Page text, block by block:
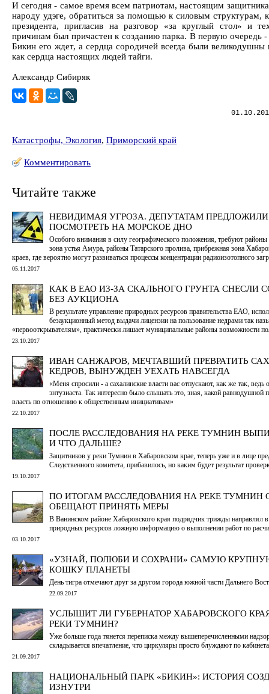
И сегодня - самое время всем патриотам, настоящим
народу удэге, обратиться за помощью к силовым структурам,
президента, пригласив на разговор «за круглый стол» и
причинам был причастен к созданию парка. В первую очередь -
Бикин его ждет, а сердца сородичей всегда были великодушны
как сердца настоящих людей тайги.
Александр Сибиряк
Катастрофы, Экология, Приморский край
Комментировать
Читайте также
НЕВИДИМАЯ УГРОЗА. ДЕПУТАТАМ
ПОСМОТРЕТЬ НА МОРСКОЕ ДНО
Особого внимания в силу географического положения, требуют
зона устья Амура, районы Татарского пролива, прибрежная зона
краев, где вероятно могут развиваться процессы концентрации радиоизотопного
05.11.2017
КАК В ЕАО ИЗ-ЗА СКАЛЬНОГО ГРУНТА СНЕСЛИ
БЕЗ АУКЦИОНА
В результате управление природных ресурсов правительства ЕАО,
безаукционный метод выдачи лицензии на пользование недрами так
«первооткрывателям», практически лишает муниципальные районы возможности
23.10.2017
ИВАН САНЖАРОВ, МЕЧТАВШИЙ ПРЕВРАТИТЬ
КЕДРОВ, ВЫНУЖДЕН УЕХАТЬ НАВСЕГДА
«Меня спросили - а сахалинские власти вас отпускают, как же так, ведь
энтузиаста. Так интересно было слышать это, зная, какой равнодушной
власть по отношению к общественным инициативам»
22.10.2017
ПОСЛЕ РАССЛЕДОВАНИЯ НА РЕКЕ ТУМНИН
И ЧТО ДАЛЬШЕ?
Защитников у реки Тумнин в Хабаровском крае, теперь уже и в лице
Следственного комитета, прибавилось, но каким будет результат
19.10.2017
ПО ИТОГАМ РАССЛЕДОВАНИЯ НА РЕКЕ ТУМНИН
ОБЕЩАЮТ ПРИНЯТЬ МЕРЫ
В Ванинском районе Хабаровского края подрядчик трижды направлял
природных ресурсов ложную информацию о выполнении работ по
03.10.2017
«УЗНАЙ, ПОЛЮБИ И СОХРАНИ» САМУЮ
КОШКУ ПЛАНЕТЫ
День тигра отмечают друг за другом города южной части Дальнего
22.09.2017
УСЛЫШИТ ЛИ ГУБЕРНАТОР ХАБАРОВСКОГО
РЕКИ ТУМНИН?
Уже больше года тянется переписка между вышеперечисленными
складывается впечатление, что циркуляры просто блуждают по
21.09.2017
НАЦИОНАЛЬНЫЙ ПАРК «БИКИН»: ИСТОРИЯ
ИЗНУТРИ